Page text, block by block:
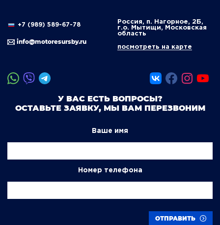
+7 (989) 589-67-78
info@motoresursby.ru
Россия, п. Нагорное, 2Б,
г.о. Мытищи, Московская
область
посмотреть на карте
У ВАС ЕСТЬ ВОПРОСЫ?
ОСТАВЬТЕ ЗАЯВКУ, МЫ ВАМ ПЕРЕЗВОНИМ
Ваше имя
Номер телефона
ОТПРАВИТЬ